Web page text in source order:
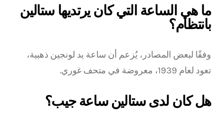
ما هي الساعة التي كان يرتديها ستالين
بانتظام؟
وفقًا لبعض المصادر، يُزعم أن ساعة يد لونجين ذهبية،
تعود لعام 1939، معروضة في متحف غوري.
هل كان لدى ستالين ساعة جيب؟